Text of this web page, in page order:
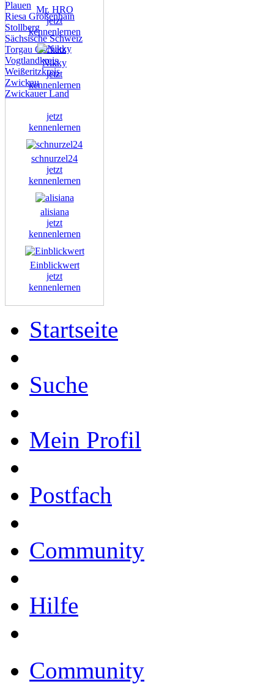
Plauen
Riesa Großenhain
Stollberg
Sächsische Schweiz
Torgau Oschatz
Vogtlandkreis
Weißeritzkreis
Zwickau
Zwickauer Land
Mr. HRO
jetzt
kennenlernen
Nikky
jetzt
kennenlernen
jetzt
kennenlernen
schnurzel24
jetzt
kennenlernen
alisiana
jetzt
kennenlernen
Einblickwert
jetzt
kennenlernen
Startseite
Suche
Mein Profil
Postfach
Community
Hilfe
Community